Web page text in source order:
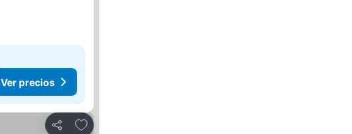
Ver precios
Compartir
Añadir a favoritos